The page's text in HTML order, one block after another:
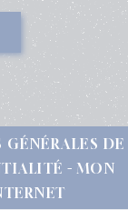
DE
MON